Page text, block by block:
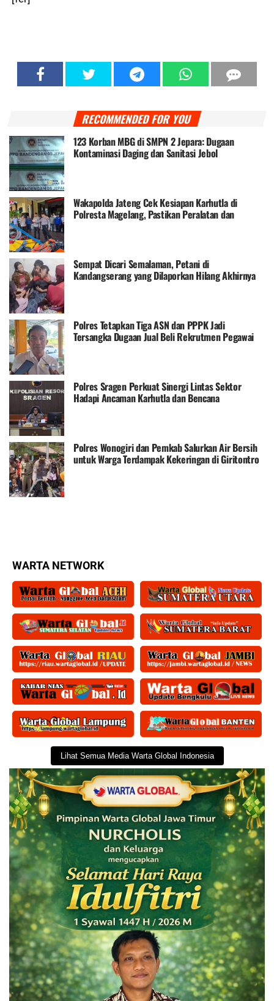
RECOMMENDED FOR YOU
123 Korban MBG di SMPN 2 Jepara: Dugaan
Kontaminasi Daging dan Sanitasi Jebol
Wakapolda Jateng Cek Kesiapan Karhutla di
Polresta Magelang, Pastikan Peralatan dan
Personel Siap Siaga
Sempat Dicari Semalaman, Petani di
Kandangserang yang Dilaporkan Hilang Akhirnya
Pulang dengan Selamat
Polres Tetapkan Tiga ASN dan PPPK Jadi
Tersangka Dugaan Jual Beli Rekrutmen Pegawai
RSUD Karanganyar
Polres Sragen Perkuat Sinergi Lintas Sektor
Hadapi Ancaman Karhutla dan Bencana
Polres Wonogiri dan Pemkab Salurkan Air Bersih
untuk Warga Terdampak Kekeringan di Giritontro
WARTA NETWORK
Lihat Semua Media Warta Global Indonesia